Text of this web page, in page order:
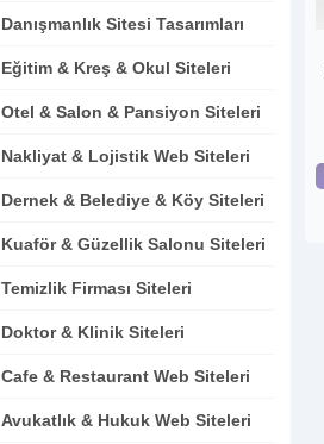
Danışmanlık Sitesi Tasarımları
Eğitim & Kreş & Okul Siteleri
Otel & Salon & Pansiyon Siteleri
Nakliyat & Lojistik Web Siteleri
Dernek & Belediye & Köy Siteleri
Kuaför & Güzellik Salonu Siteleri
Temizlik Firması Siteleri
Doktor & Klinik Siteleri
Cafe & Restaurant Web Siteleri
Avukatlık & Hukuk Web Siteleri